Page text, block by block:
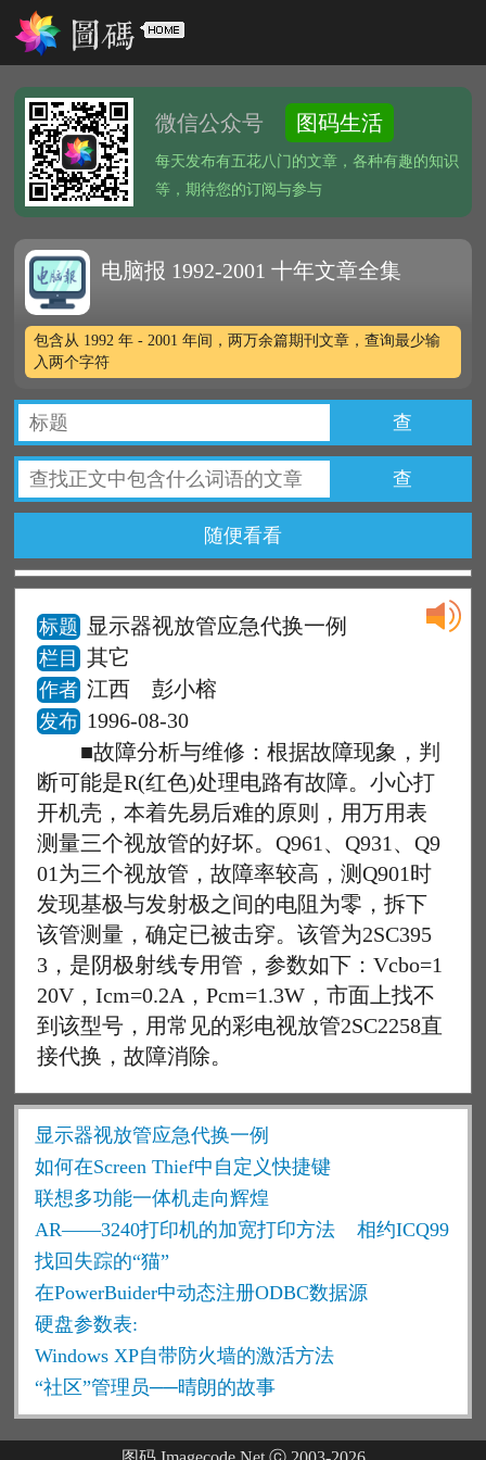
微信公众号 图码生活
每天发布有五花八门的文章，各种有趣的知识
等，期待您的订阅与参与
电脑报 1992-2001 十年文章全集
包含从 1992 年 - 2001 年间，两万余篇期刊文章，查询最少输
入两个字符
查
查
随便看看
标题 显示器视放管应急代换一例
栏目 其它
作者 江西 彭小榕
发布 1996-08-30
■故障分析与维修：根据故障现象，判
断可能是R(红色)处理电路有故障。小心打
开机壳，本着先易后难的原则，用万用表
测量三个视放管的好坏。Q961、Q931、Q9
01为三个视放管，故障率较高，测Q901时
发现基极与发射极之间的电阻为零，拆下
该管测量，确定已被击穿。该管为2SC395
3，是阴极射线专用管，参数如下：Vcbo=1
20V，Icm=0.2A，Pcm=1.3W，市面上找不
到该型号，用常见的彩电视放管2SC2258直
接代换，故障消除。
显示器视放管应急代换一例
如何在Screen Thief中自定义快捷键
联想多功能一体机走向辉煌
AR——3240打印机的加宽打印方法
相约ICQ99
找回失踪的“猫”
在PowerBuider中动态注册ODBC数据源
硬盘参数表:
Windows XP自带防火墙的激活方法
“社区”管理员──晴朗的故事